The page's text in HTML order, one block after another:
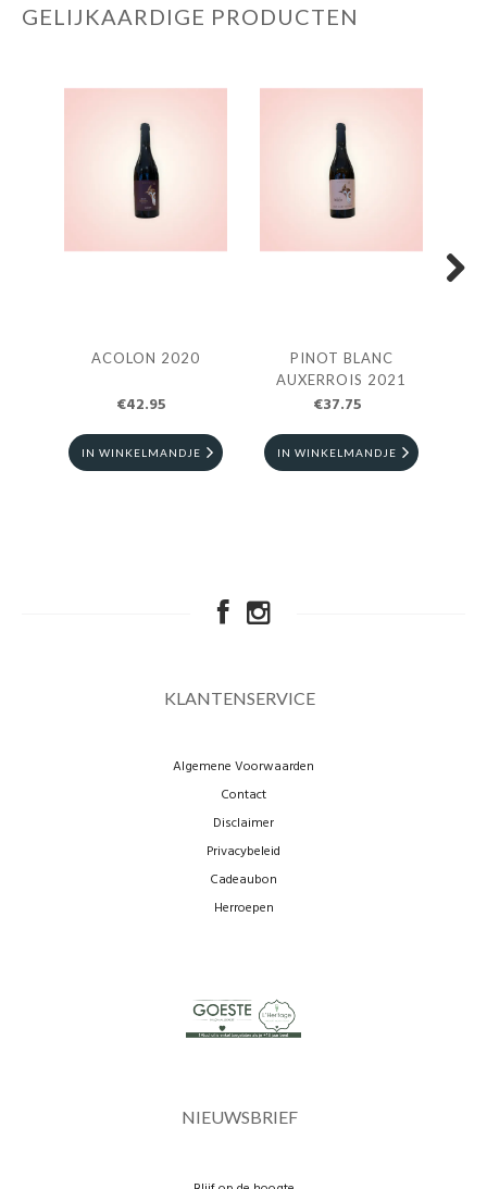
GELIJKAARDIGE PRODUCTEN
ACOLON 2020
€42.95
IN WINKELMANDJE
PINOT BLANC
AUXERROIS 2021
€37.75
IN WINKELMANDJE
KLANTENSERVICE
Algemene Voorwaarden
Contact
Disclaimer
Privacybeleid
Cadeaubon
Herroepen
NIEUWSBRIEF